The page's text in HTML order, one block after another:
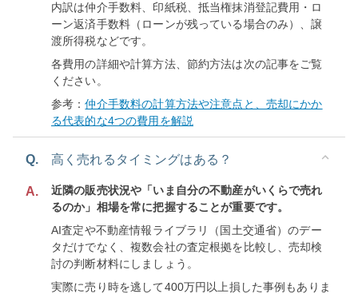
内訳は仲介手数料、印紙税、抵当権抹消登記費用・ロ
ーン返済手数料（ローンが残っている場合のみ）、譲
渡所得税などです。
各費用の詳細や計算方法、節約方法は次の記事をご覧
ください。
参考：仲介手数料の計算方法や注意点と、売却にかか
る代表的な4つの費用を解説
Q. 高く売れるタイミングはある？
A.
近隣の販売状況や「いま自分の不動産がいくらで売れ
るのか」相場を常に把握することが重要です。
AI査定や不動産情報ライブラリ（国土交通省）のデー
タだけでなく、複数会社の査定根拠を比較し、売却検
討の判断材料にしましょう。
実際に売り時を逃して400万円以上損した事例もありま